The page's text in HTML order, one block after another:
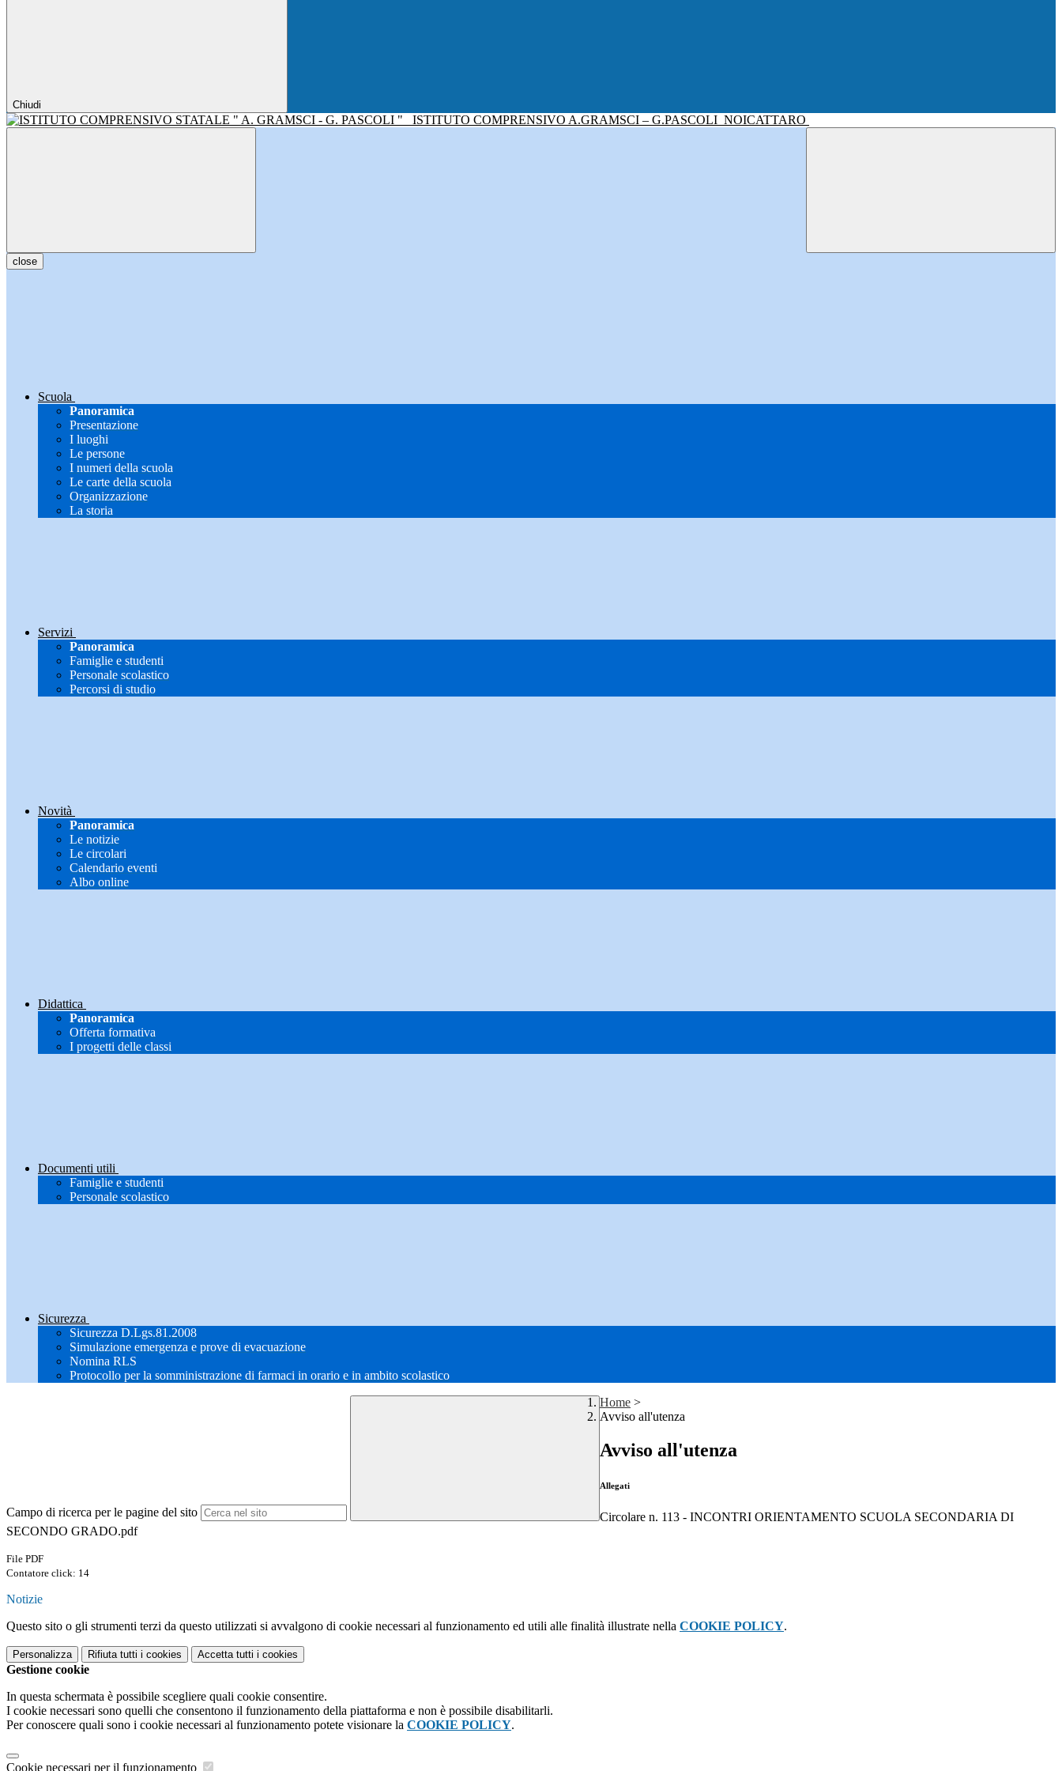
Chiudi
ISTITUTO COMPRENSIVO A.GRAMSCI – G.PASCOLI NOICATTARO
close
Scuola
Panoramica
Presentazione
I luoghi
Le persone
I numeri della scuola
Le carte della scuola
Organizzazione
La storia
Servizi
Panoramica
Famiglie e studenti
Personale scolastico
Percorsi di studio
Novità
Panoramica
Le notizie
Le circolari
Calendario eventi
Albo online
Didattica
Panoramica
Offerta formativa
I progetti delle classi
Documenti utili
Famiglie e studenti
Personale scolastico
Sicurezza
Sicurezza D.Lgs.81.2008
Simulazione emergenza e prove di evacuazione
Nomina RLS
Protocollo per la somministrazione di farmaci in orario e in ambito scolastico
Campo di ricerca per le pagine del sito
Home >
Avviso all'utenza
Avviso all'utenza
Allegati
Circolare n. 113 - INCONTRI ORIENTAMENTO SCUOLA SECONDARIA DI
SECONDO GRADO.pdf
File PDF
Contatore click: 14
Notizie
Questo sito o gli strumenti terzi da questo utilizzati si avvalgono di cookie necessari al funzionamento ed utili alle finalità illustrate nella COOKIE POLICY.
Personalizza Rifiuta tutti i cookies Accetta tutti i cookies
Gestione cookie
In questa schermata è possibile scegliere quali cookie consentire.
I cookie necessari sono quelli che consentono il funzionamento della piattaforma e non è possibile disabilitarli.
Per conoscere quali sono i cookie necessari al funzionamento potete visionare la COOKIE POLICY.
Cookie necessari per il funzionamento